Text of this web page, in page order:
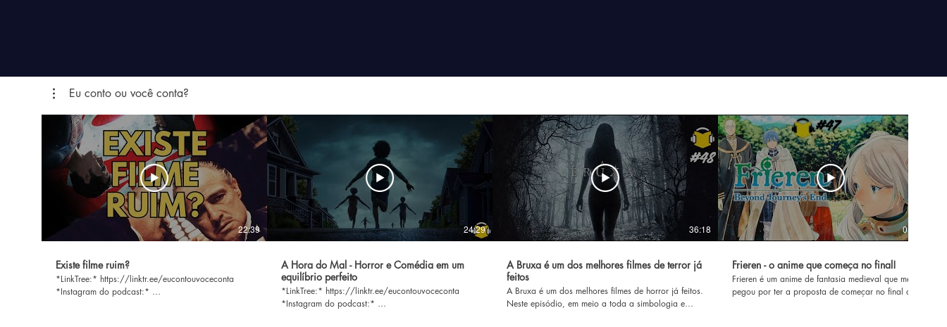
Eu conto ou você conta?
22:39
Existe filme ruim?
*LinkTree:* https://linktr.ee/eucontouvoceconta
*Instagram do podcast:* ⁠⁠⁠⁠
24:29
A Hora do Mal - Horror e Comédia em um
equilíbrio perfeito
*LinkTree:* https://linktr.ee/eucontouvoceconta
*Instagram do podcast:* ⁠⁠⁠⁠
36:18
A Bruxa é um dos melhores filmes de terror já
feitos
A Bruxa é um dos melhores filmes de horror já feitos.
Neste episódio, em meio a toda a simbologia e
01:47:45
Frieren - o anime que começa no final!
Frieren é um anime de fantasia medieval que me
pegou por ter a proposta de começar no final da